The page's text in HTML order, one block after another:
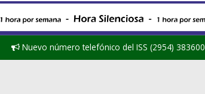
Nuevo número telefónico del ISS (2954)